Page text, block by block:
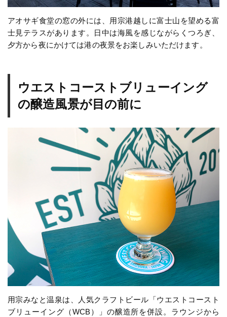
アオサギ食堂の窓の外には、用宗港越しに富士山を望める富
士見テラスがあります。日中は海風を感じながらくつろぎ、
夕方から夜にかけては港の夜景をお楽しみいただけます。
ウエストコーストブリューイング
の醸造風景が目の前に
用宗みなと温泉は、人気クラフトビール「ウエストコースト
ブリューイング（WCB）」の醸造所を併設。ラウンジから